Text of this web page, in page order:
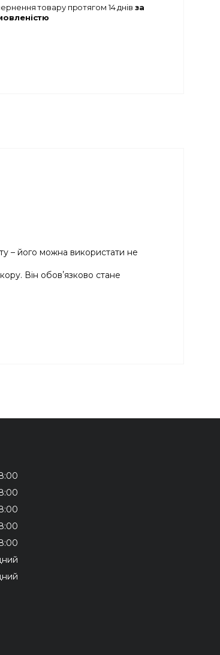
товару протягом 14 днів за
– його можна використати не
Він обовʼязково стане